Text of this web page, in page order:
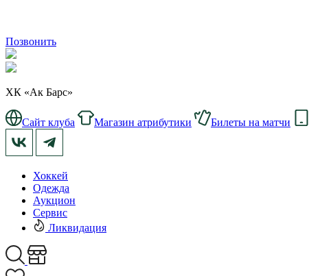
Позвонить
ХК «Ак Барс»
Сайт клуба Магазин атрибутики Билеты на матчи
Хоккей
Одежда
Аукцион
Сервис
Ликвидация